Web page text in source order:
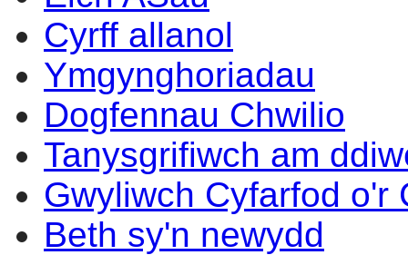
Cyrff allanol
Ymgynghoriadau
Dogfennau Chwilio
Tanysgrifiwch am
Gwyliwch Cyfarfod o'r
Beth sy'n newydd